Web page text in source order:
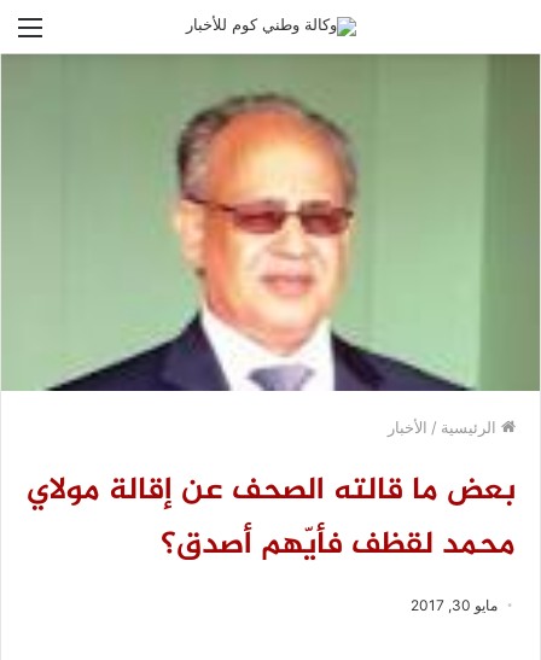
الرئيسية / الأخبار
بعض ما قالته الصحف عن إقالة مولاي
محمد لقظف فأيّهم أصدق؟
مايو 30, 2017